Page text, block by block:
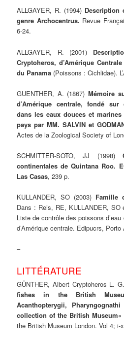
ALLGAYER, R. (1994) Description
genre Archocentrus. Revue
6-24.
ALLGAYER, R. (2001)
Cryptoheros, d’Amérique
du Panama (Poissons : Cichlidae).
GUENTHER, A. (1867) Mémoire
d’Amérique centrale, fondé
dans les eaux douces et
pays par MM. SALVIN et
Actes de la Zoological Society of
SCHMITTER-SOTO, JJ (1998)
continentales de Quintana Roo.
Las Casas, 239 p.
KULLANDER, SO (2003) Famille
Dans : Reis, RE, KULLANDER,
Liste de contrôle des poissons
d’Amérique centrale. Edipucrs,
–
LITTÉRATURE
GÜNTHER, Albert Cryptoheros L.
fishes in the British
Acanthopterygii,
collection of the British Museum«
the British Museum London. Vol 4; i-